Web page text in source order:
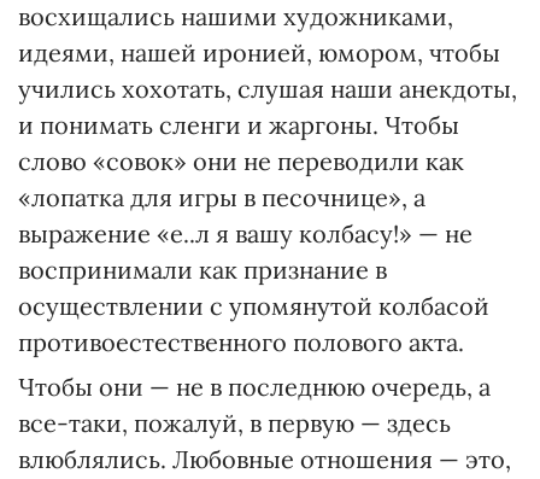
восхищались нашими художниками,
идеями, нашей иронией, юмором, чтобы
учились хохотать, слушая наши анекдоты,
и понимать сленги и жаргоны. Чтобы
слово «совок» они не переводили как
«лопатка для игры в песочнице», а
выражение «е..л я вашу колбасу!» — не
воспринимали как признание в
осуществлении с упомянутой колбасой
противоестественного полового акта.
Чтобы они — не в последнюю очередь, а
все-таки, пожалуй, в первую — здесь
влюблялись. Любовные отношения — это,